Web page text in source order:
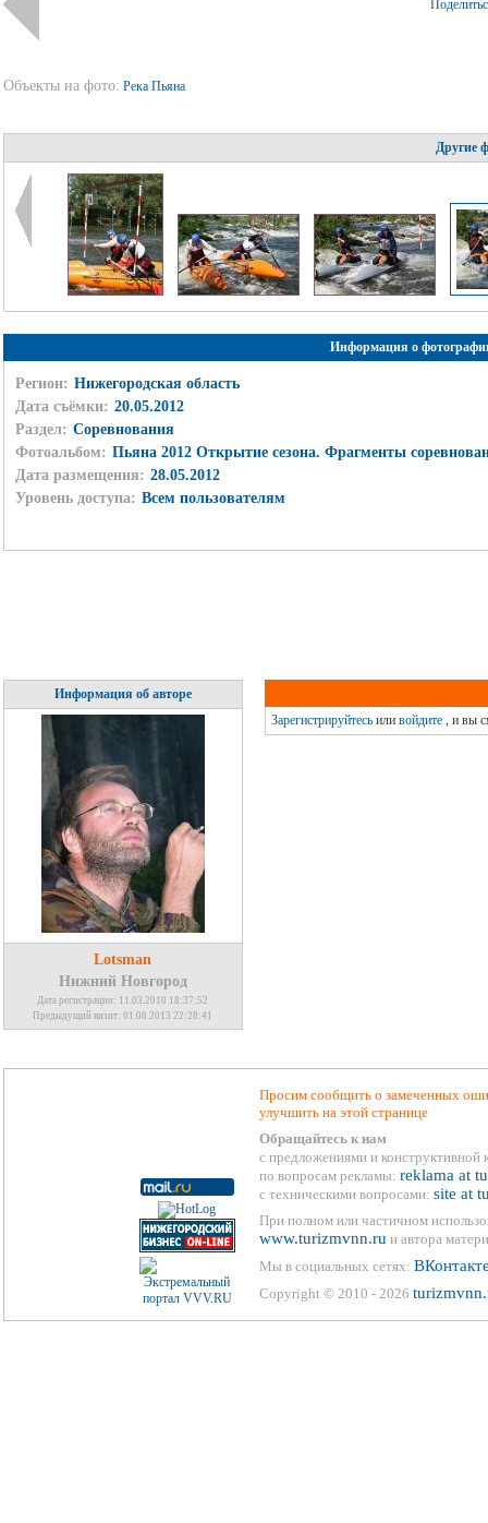
Объекты на фото: Река Пьяна
Другие
Информация о
Регион: Нижегородская область
Дата съёмки: 20.05.2012
Раздел: Соревнования
Фотоальбом: Пьяна 2012 Открытие сезона. Фрагменты
Дата размещения: 28.05.2012
Уровень доступа: Всем пользователям
Информация об авторе
Lotsman
Нижний Новгород
Дата регистрации: 11.03.2010 18:37:52
Предыдущий визит: 01.08.2013 22:28:41
Зарегистрируйтесьили войдите, и вы
Просим сообщить о замеченных
улучшить на этой странице
Обращайтесь к нам
с предложениями и конструктивной
по вопросам рекламы: reklama at
с техническими вопросами: site at
При полном или частичном
www.turizmvnn.ru и автора
Мы в социальных сетях:
Copyright © 2010 - 2026